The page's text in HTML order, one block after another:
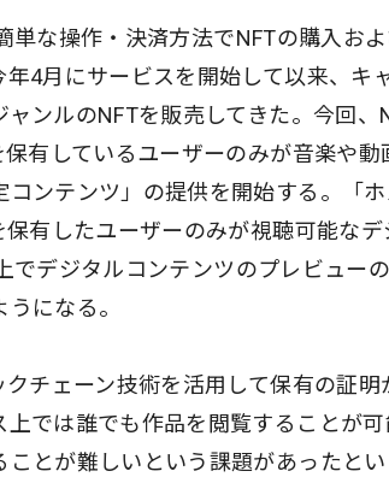
単な操作・決済方法でNFTの購入お
年4月にサービスを開始して以来、キ
ャンルのNFTを販売してきた。今回
保有しているユーザーのみが音楽や
コンテンツ」の提供を開始する。「
保有したユーザーのみが視聴可能な
上でデジタルコンテンツのプレビュ
になる。
クチェーン技術を活用して保有の証
上では誰でも作品を閲覧することが
ことが難しいという課題があったと